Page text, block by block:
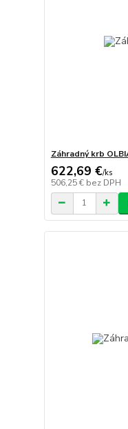
Záhradný krb
622,69 €/ks
506,25 € bez DPH